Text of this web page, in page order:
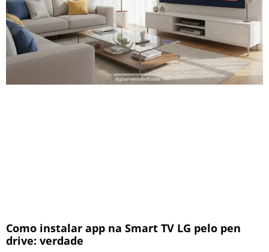
Como instalar app na Smart TV LG pelo pen
drive: verdade